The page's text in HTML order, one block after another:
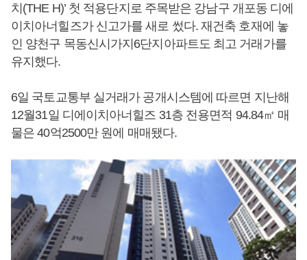
치(THE H)’ 첫 적용단지로 주목받은 강남구 개포동 디에
이치아너힐즈가 신고가를 새로 썼다. 재건축 호재에 놓
인 양천구 목동신시가지6단지아파트도 최고 거래가를
유지했다.
6일 국토교통부 실거래가 공개시스템에 따르면 지난해
12월31일 디에이치아너힐즈 31층 전용면적 94.84㎡ 매
물은 40억2500만 원에 매매됐다.